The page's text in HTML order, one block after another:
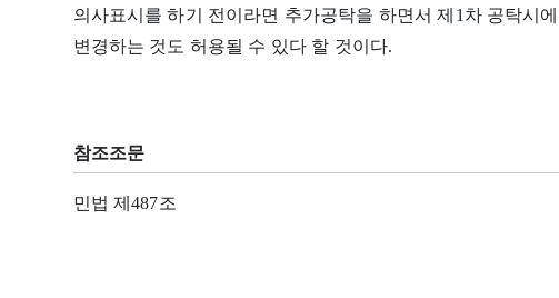
의사표시를 하기 전이라면 추가공탁을 하면서 제1차 공탁시
변경하는 것도 허용될 수 있다 할 것이다.
참조조문
민법 제487조